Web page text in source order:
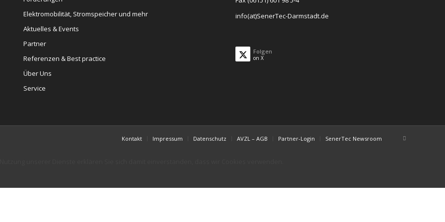
Elektromobilität, Stromspeicher und mehr
Aktuelles & Events
Partner
Referenzen & Best practice
Über Uns
Service
info(at)SenerTec-Darmstadt.de
Folgen
on X
Kontakt Impressum Datenschutz AVZL – AGB Partner-Login SenerTec Newsroom